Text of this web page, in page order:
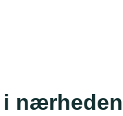
nærheden